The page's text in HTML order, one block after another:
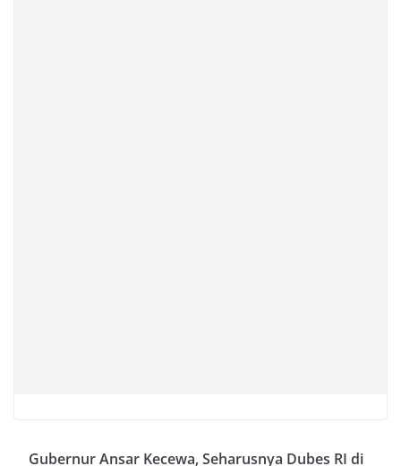
Gubernur Ansar Kecewa, Seharusnya Dubes RI di